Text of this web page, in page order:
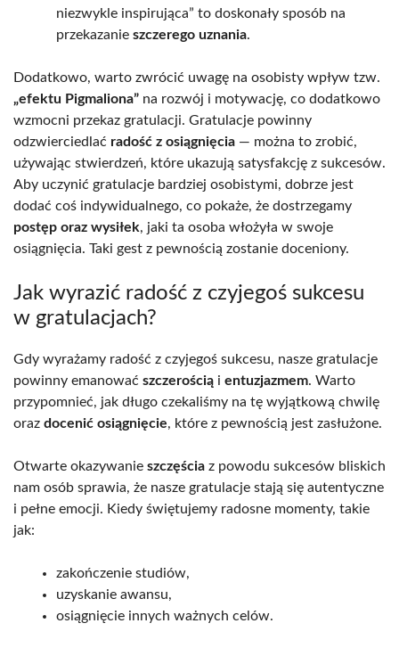
niezwykle inspirująca” to doskonały sposób na
przekazanie szczerego uznania.
Dodatkowo, warto zwrócić uwagę na osobisty wpływ tzw.
„efektu Pigmaliona” na rozwój i motywację, co dodatkowo
wzmocni przekaz gratulacji. Gratulacje powinny
odzwierciedlać radość z osiągnięcia — można to zrobić,
używając stwierdzeń, które ukazują satysfakcję z sukcesów.
Aby uczynić gratulacje bardziej osobistymi, dobrze jest
dodać coś indywidualnego, co pokaże, że dostrzegamy
postęp oraz wysiłek, jaki ta osoba włożyła w swoje
osiągnięcia. Taki gest z pewnością zostanie doceniony.
Jak wyrazić radość z czyjegoś sukcesu
w gratulacjach?
Gdy wyrażamy radość z czyjegoś sukcesu, nasze gratulacje
powinny emanować szczerością i entuzjazmem. Warto
przypomnieć, jak długo czekaliśmy na tę wyjątkową chwilę
oraz docenić osiągnięcie, które z pewnością jest zasłużone.
Otwarte okazywanie szczęścia z powodu sukcesów bliskich
nam osób sprawia, że nasze gratulacje stają się autentyczne
i pełne emocji. Kiedy świętujemy radosne momenty, takie
jak:
zakończenie studiów,
uzyskanie awansu,
osiągnięcie innych ważnych celów.